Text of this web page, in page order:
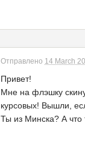
Отправлено 14 March
Привет!
Мне на флэшку
курсовых! Вышли,
Ты из Минска? А что